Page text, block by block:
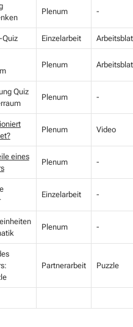
Plenum -
Quiz Einzelarbeit
Plenum
Quiz
Plenum -
Plenum Video
eines
Plenum -
Einzelarbeit -
Plenum -
Partnerarbeit Puzzle